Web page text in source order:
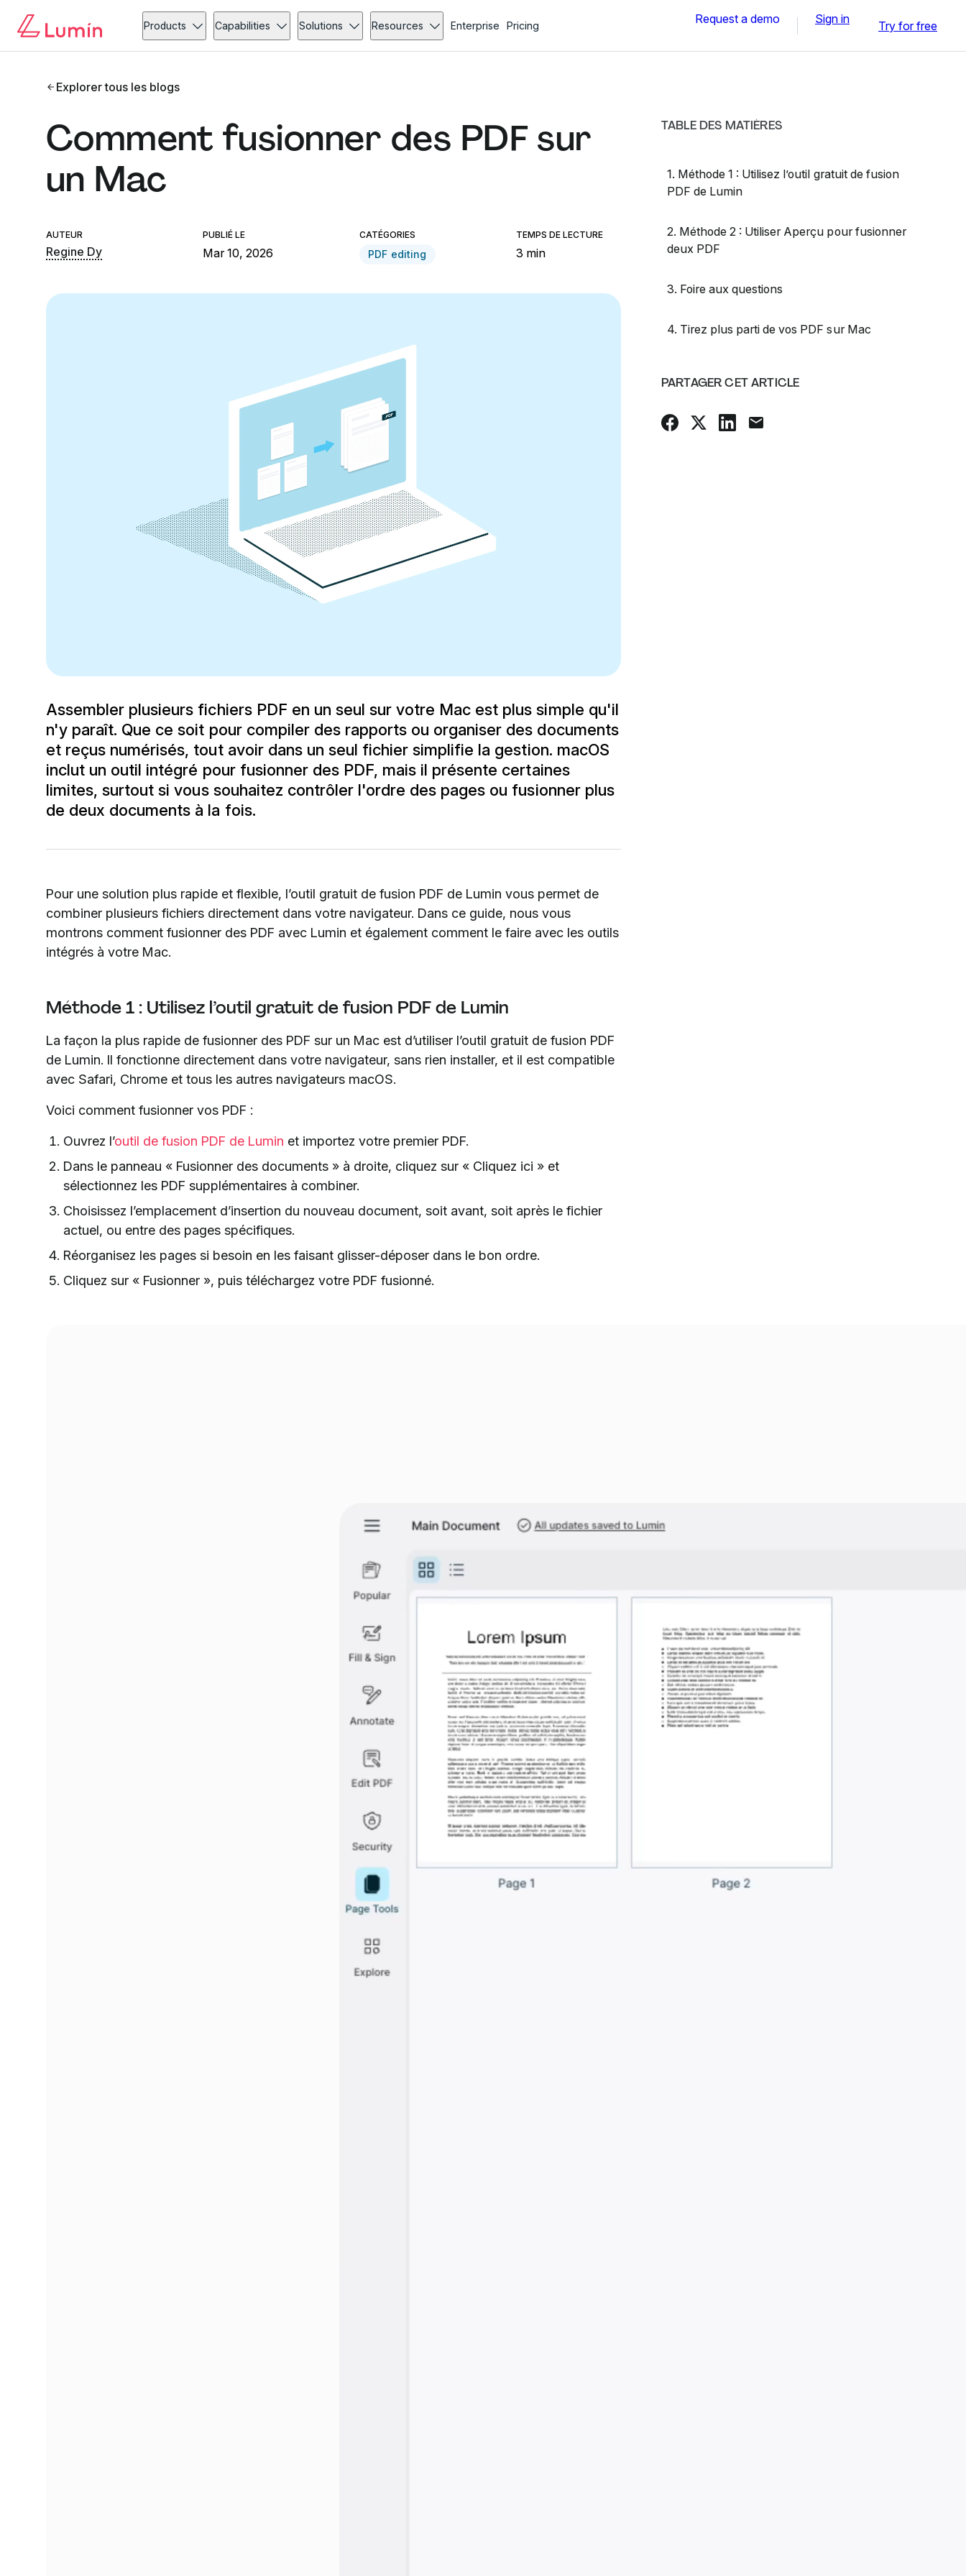
Products Capabilities Solutions Resources Enterprise Pricing Request a demo Sign in Try for free
Explorer tous les blogs
Comment fusionner des PDF sur
un Mac
AUTEUR
Regine Dy
PUBLIÉ LE
Mar 10, 2026
CATÉGORIES
PDF editing
TEMPS DE LECTURE
3 min
Assembler plusieurs fichiers PDF en un seul sur votre Mac est plus simple qu'il
n'y paraît. Que ce soit pour compiler des rapports ou organiser des documents
et reçus numérisés, tout avoir dans un seul fichier simplifie la gestion. macOS
inclut un outil intégré pour fusionner des PDF, mais il présente certaines
limites, surtout si vous souhaitez contrôler l'ordre des pages ou fusionner plus
de deux documents à la fois.
TABLE DES MATIÈRES
1. Méthode 1 : Utilisez l’outil gratuit de fusion
PDF de Lumin
2. Méthode 2 : Utiliser Aperçu pour fusionner
deux PDF
3. Foire aux questions
4. Tirez plus parti de vos PDF sur Mac
PARTAGER CET ARTICLE
Pour une solution plus rapide et flexible, l’outil gratuit de fusion PDF de Lumin vous permet de
combiner plusieurs fichiers directement dans votre navigateur. Dans ce guide, nous vous
montrons comment fusionner des PDF avec Lumin et également comment le faire avec les outils
intégrés à votre Mac.
Méthode 1 : Utilisez l’outil gratuit de fusion PDF de Lumin
La façon la plus rapide de fusionner des PDF sur un Mac est d’utiliser l’outil gratuit de fusion PDF
de Lumin. Il fonctionne directement dans votre navigateur, sans rien installer, et il est compatible
avec Safari, Chrome et tous les autres navigateurs macOS.
Voici comment fusionner vos PDF :
Ouvrez l’outil de fusion PDF de Lumin et importez votre premier PDF.
Dans le panneau « Fusionner des documents » à droite, cliquez sur « Cliquez ici » et
sélectionnez les PDF supplémentaires à combiner.
Choisissez l’emplacement d’insertion du nouveau document, soit avant, soit après le fichier
actuel, ou entre des pages spécifiques.
Réorganisez les pages si besoin en les faisant glisser-déposer dans le bon ordre.
Cliquez sur « Fusionner », puis téléchargez votre PDF fusionné.